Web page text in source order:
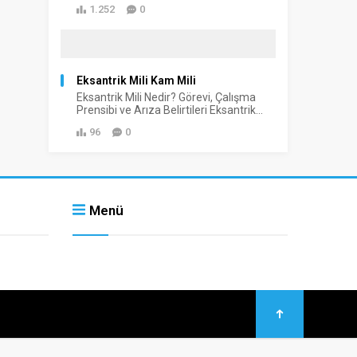
1.252 0
Eksantrik Mili Kam Mili
Eksantrik Mili Nedir? Görevi, Çalışma
Prensibi ve Arıza Belirtileri Eksantrik...
96 0
Menü